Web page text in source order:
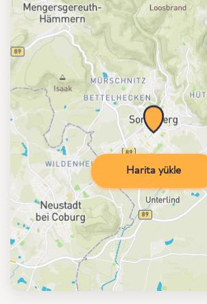
Harita yükle